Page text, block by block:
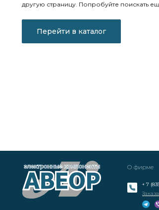
другую страницу. Попробуйте поискать
Перейти в каталог
О фирме
+ 7